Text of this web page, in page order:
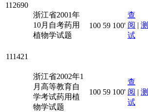
112690
浙江省2001年
10月自考药用
植物学试题
100 59 100'
查
阅 | 测
试
111421
浙江省2002年1
月高等教育自
学考试药用植
物学试题
100 59 100'
查
阅 | 测
试